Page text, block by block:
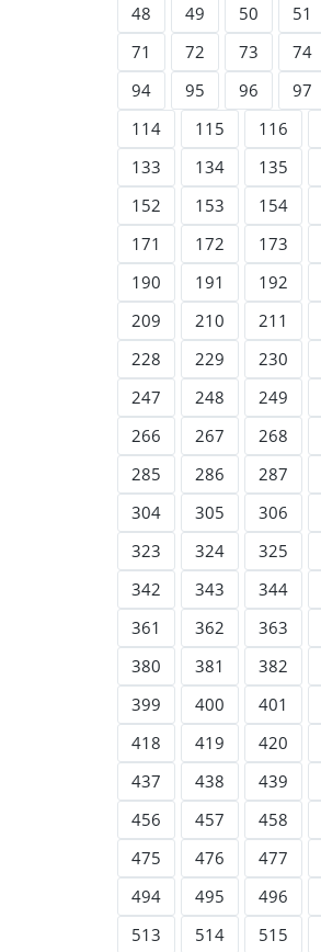
48
49 50 51
71
72 73 74
94
95 96 97
114
115 116
133
134 135
152
153 154
171
172 173
190
191 192
209
210 211
228
229 230
247
248 249
266
267 268
285
286 287
304
305 306
323
324 325
342
343 344
361
362 363
380
381 382
399
400 401
418
419 420
437
438 439
456
457 458
475
476 477
494
495 496
513
514 515